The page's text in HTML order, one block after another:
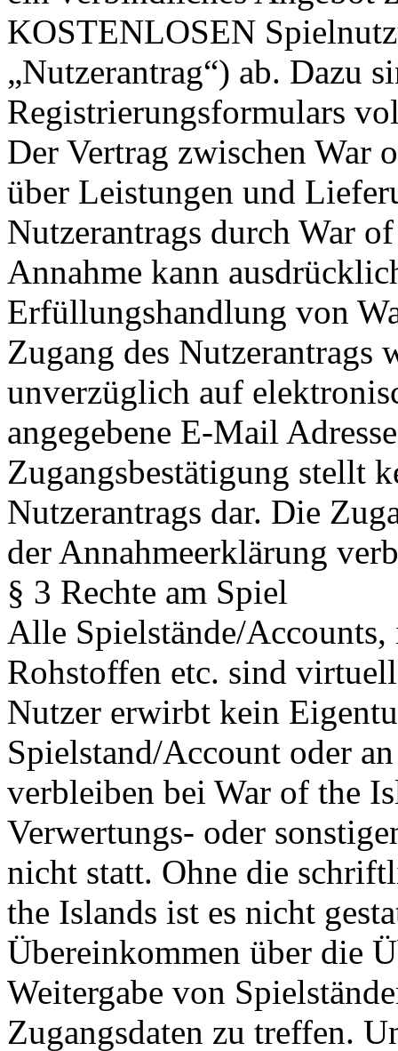
KOSTENLOSEN
„Nutzerantrag“) ab. Dazu
Registrierungsformulars
Der Vertrag zwischen War
über Leistungen und
Nutzerantrags durch War
Annahme kann
Erfüllungshandlung von
Zugang des Nutzerantrags
unverzüglich auf
angegebene E-Mail
Zugangsbestätigung stellt
Nutzerantrags dar. Die
der Annahmeerklärung
§ 3 Rechte am Spiel
Alle Spielstände/
Rohstoffen etc. sind
Nutzer erwirbt kein
Spielstand/Account oder
verbleiben bei War of the
Verwertungs- oder
nicht statt. Ohne die
the Islands ist es nicht
Übereinkommen über die
Weitergabe von
Zugangsdaten zu treffen.